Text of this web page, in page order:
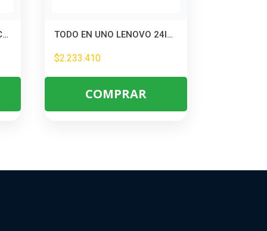
iMac 24″ Retina 4.5K con Chip M4 – Potencia y Diseño para Creativos TODO EN UNO LENOVO 24IRH9 – INTEL CORE I5 13420H – TODO EN UNO LENOVO 24IRH9 – INTEL CORE I5 13420H – 8GB DDR5 – 512GB SSD – PANTALLA 23,8\
$2.233.410
COMPRAR